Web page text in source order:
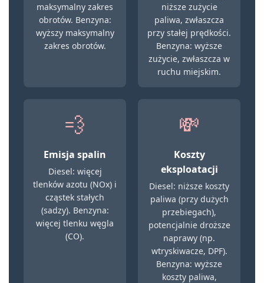
maksymalny zakres
obrotów. Benzyna:
wyższy maksymalny
zakres obrotów.
niższe zużycie
paliwa, zwłaszcza
przy stałej prędkości.
Benzyna: wyższe
zużycie, zwłaszcza w
ruchu miejskim.
💨
Emisja spalin
Diesel: więcej
tlenków azotu (NOx) i
cząstek stałych
(sadzy). Benzyna:
więcej tlenku węgla
(CO).
💸
Koszty
eksploatacji
Diesel: niższe koszty
paliwa (przy dużych
przebiegach),
potencjalnie droższe
naprawy (np.
wtryskiwacze, DPF).
Benzyna: wyższe
koszty paliwa,